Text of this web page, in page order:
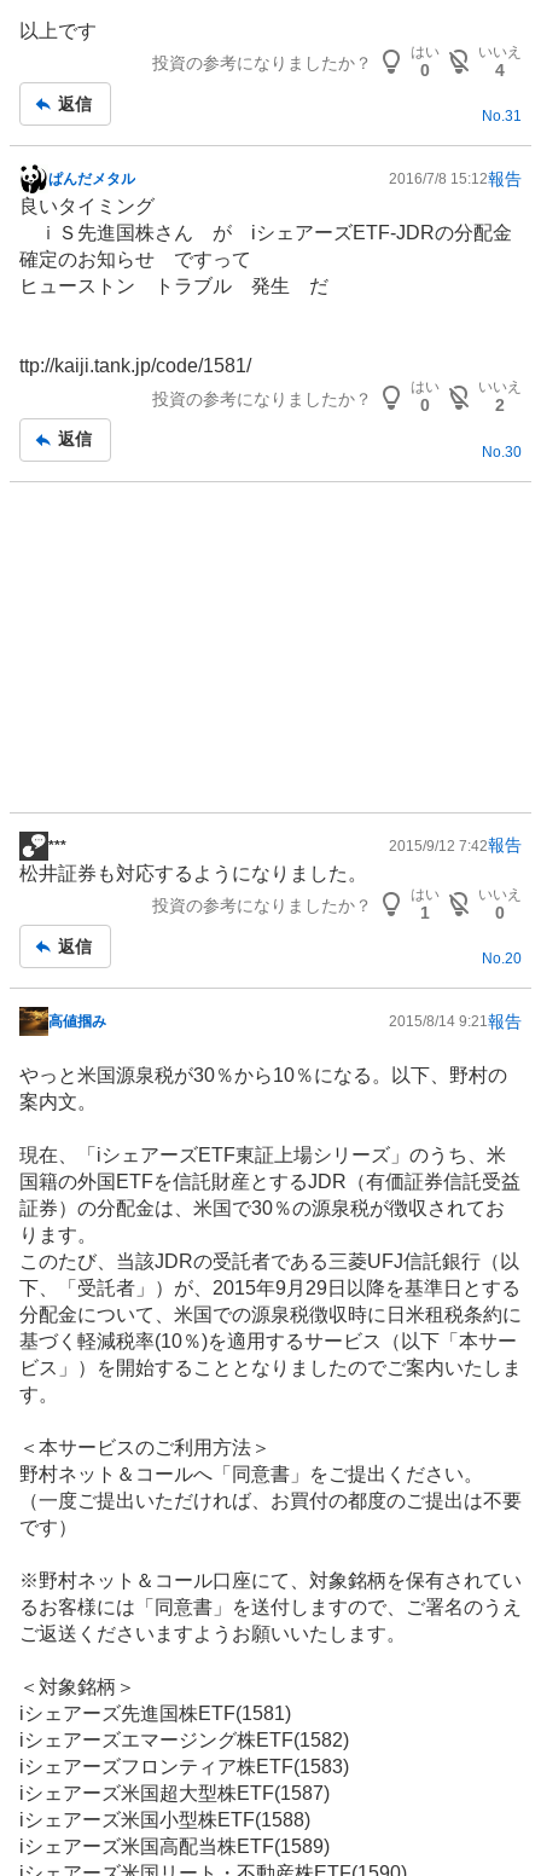
以上です
投資の参考になりましたか？
はい
0
いいえ
4
返信
No.31
掲
示
記
事
ぱんだメタル 2016/7/8 15:12報告
良いタイミング
ｉＳ先進国株さん が iシェアーズETF-JDRの分配金
確定のお知らせ ですって
ヒューストン トラブル 発生 だ
ttp://kaiji.tank.jp/code/1581/
投資の参考になりましたか？
はい
0
いいえ
2
返信
No. 30
掲
示
事
*** 2015/9/12 7:42報告
松井証券も対応するようになりました。
投資の参考になりましたか？
はい
1
いいえ
0
返信
No.20
掲
板
記
高値掴み 2015/8/14 9:21報告
やっと米国源泉税が30％から10％になる。以下、野村の
案内文。
現在、「iシェアーズETF東証上場シリーズ」のうち、米
国籍の外国ETFを信託財産とするJDR（有価証券信託受益
証券）の分配金は、米国で30％の源泉税が徴収されてお
ります。
このたび、当該JDRの受託者である三菱UFJ信託銀行（以
下、「受託者」）が、2015年9月29日以降を基準日とする
分配金について、米国での源泉税徴収時に日米租税条約に
基づく軽減税率(10％)を適用するサービス（以下「本サー
ビス」）を開始することとなりましたのでご案内いたしま
す。
＜本サービスのご利用方法＞
野村ネット＆コールへ「同意書」をご提出ください。
（一度ご提出いただければ、お買付の都度のご提出は不要
です）
※野村ネット＆コール口座にて、対象銘柄を保有されてい
るお客様には「同意書」を送付しますので、ご署名のうえ
ご返送くださいますようお願いいたします。
＜対象銘柄＞
iシェアーズ先進国株ETF(1581)
iシェアーズエマージング株ETF(1582)
iシェアーズフロンティア株ETF(1583)
iシェアーズ米国超大型株ETF(1587)
iシェアーズ米国小型株ETF(1588)
iシェアーズ米国高配当株ETF(1589)